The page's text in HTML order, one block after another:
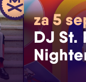
za 5
DJ St.